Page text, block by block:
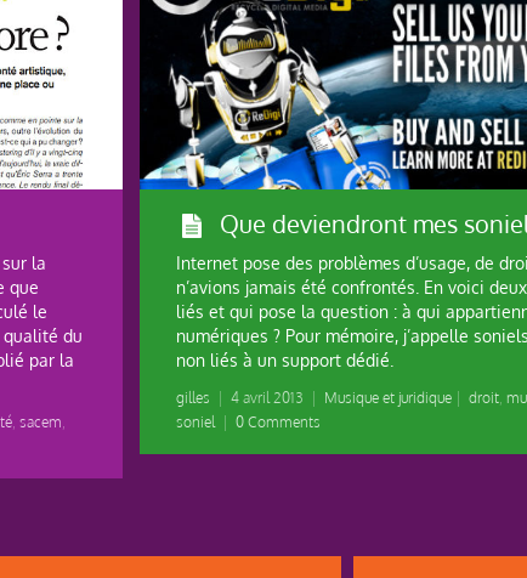
la
que
le
qualité du
par la
,sacem
Que deviendront mes
Internet pose des problèmes d’usage, de
n’avions jamais été confrontés. En voici
liés et qui pose la question : à qui
numériques ? Pour mémoire, j’appelle
non liés à un support dédié.
gilles 4 avril 2013 Musique et juridique droit,
soniel
0 Comments